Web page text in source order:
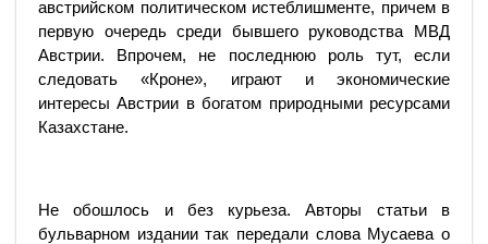
австрийском политическом истеблишменте, причем в
первую очередь среди бывшего руководства МВД
Австрии. Впрочем, не последнюю роль тут, если
следовать «Кроне», играют и экономические
интересы Австрии в богатом природными ресурсами
Казахстане.
Не обошлось и без курьеза. Авторы статьи в
бульварном издании так передали слова Мусаева о